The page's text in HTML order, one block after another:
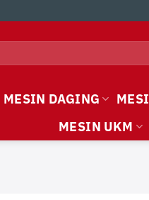
MESIN DAGING
MESIN UKM